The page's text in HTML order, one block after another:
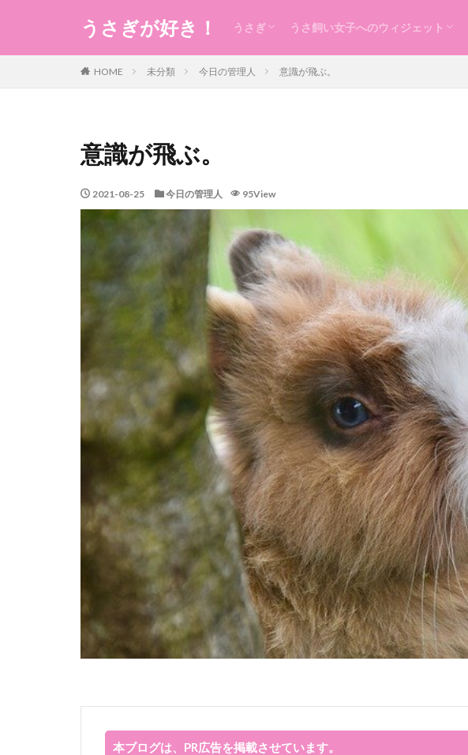
うさぎが好き！ うさぎ うさ飼い女子へのウィジェット
HOME 未分類 今日の管理人 意識が飛ぶ。
意識が飛ぶ。
2021-08-25 今日の管理人 95View
本ブログは、PR広告を掲載させています。